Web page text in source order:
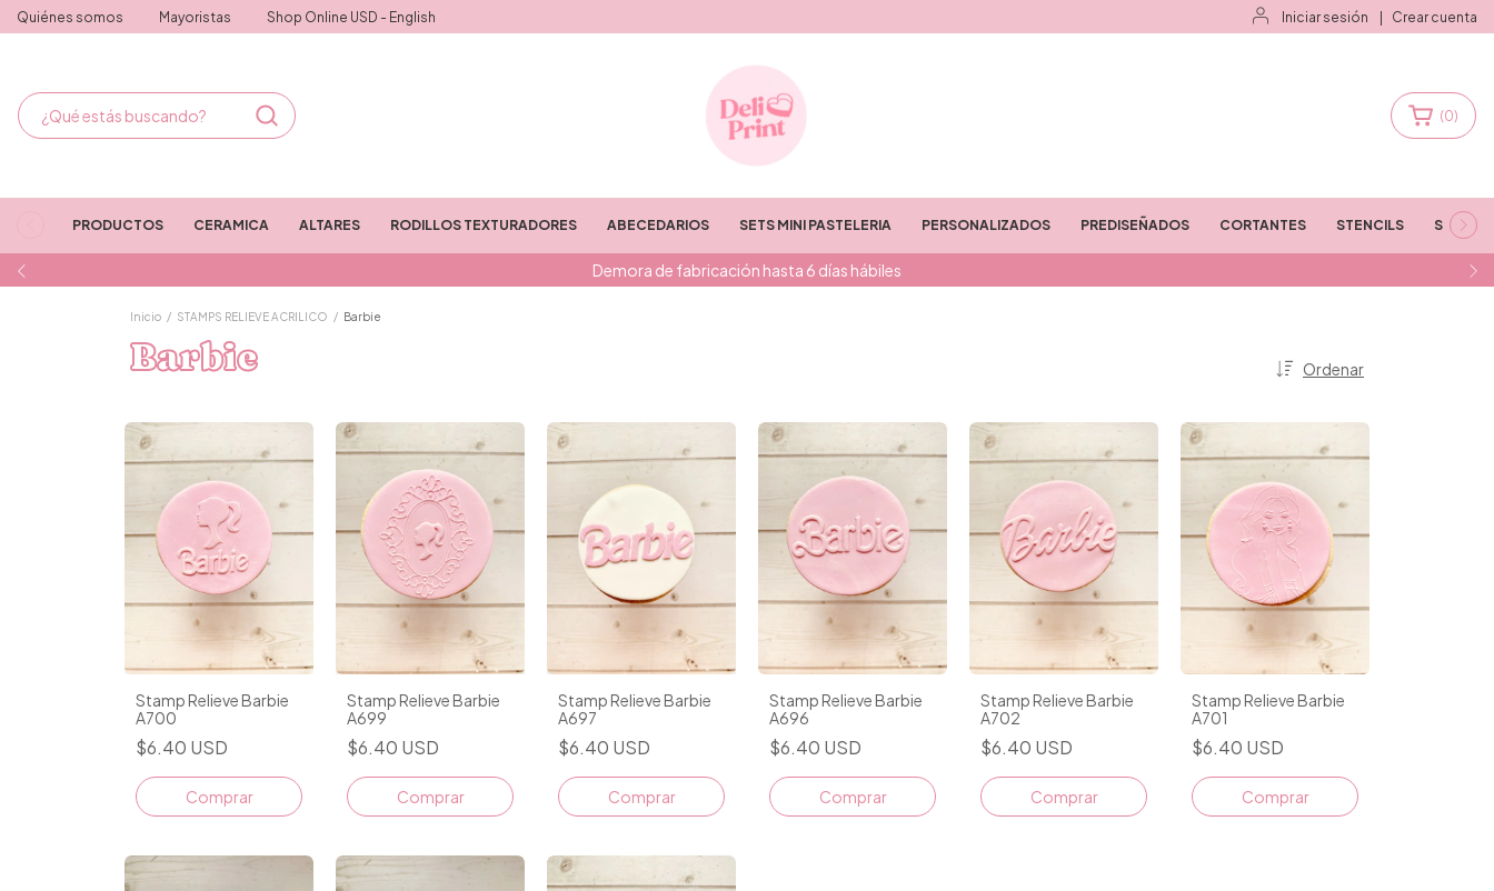
Quiénes somos Mayoristas Shop Online USD - English Iniciar sesión Crear cuenta
Demora de fabricación hasta 6 días hábiles
(0)
PRODUCTOS CERAMICA ALTARES RODILLOS TEXTURADORES ABECEDARIOS SETS MINI PASTELERIA PERSONALIZADOS PREDISEÑADOS CORTANTES STENCILS STAMPS
Inicio / STAMPS RELIEVE ACRILICO / Barbie
Barbie Ordenar
Stamp Relieve Barbie
A700
$6.40 USD
Stamp Relieve Barbie
A699
$6.40 USD
Stamp Relieve Barbie
A697
$6.40 USD
Stamp Relieve Barbie
A696
$6.40 USD
Stamp Relieve Barbie
A702
$6.40 USD
Stamp Relieve Barbie
A701
$6.40 USD